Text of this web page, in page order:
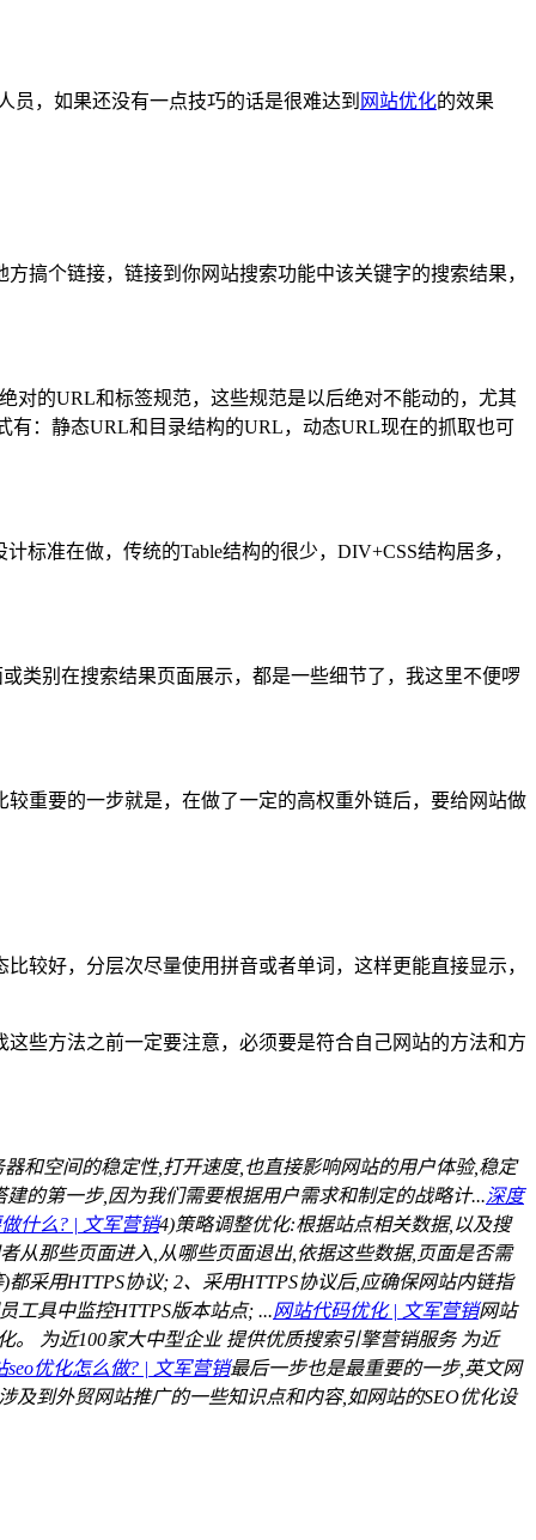
人员，如果还没有一点技巧的话是很难达到 网站优化的效果
搞个链接，链接到你网站搜索功能中该关键字的搜索结果，
对的URL和标签规范，这些规范是以后绝对不能动的，尤其
：静态URL和目录结构的URL，动态URL现在的抓取也可
标准在做，传统的Table结构的很少，DIV+CSS结构居多，
类别在搜索结果页面展示，都是一些细节了，我这里不便啰
重要的一步就是，在做了一定的高权重外链后，要给网站做
较好，分层次尽量使用拼音或者单词，这样更能直接显示，
些方法之前一定要注意，必须要是符合自己网站的方法和方
和空间的稳定性,打开速度,也直接影响网站的用户体验,稳定
的第一步,因为我们需要根据用户需求和制定的战略计...深度
什么? | 文军营销4)策略调整优化:根据站点相关数据,以及搜
从那些页面进入,从哪些页面退出,依据这些数据,页面是否需
采用HTTPS协议; 2、采用HTTPS协议后,应确保网站内链指
工具中监控HTTPS版本站点; ...网站代码优化 | 文军营销网站
为近100家大中型企业 提供优质搜索引擎营销服务 为近
优化怎么做? | 文军营销最后一步也是最重要的一步,英文网
及到外贸网站推广的一些知识点和内容,如网站的SEO优化设